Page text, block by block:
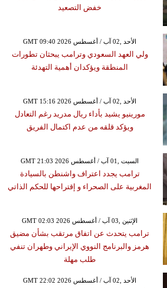
خفض التصعيد
GMT 09:40 2026 الأحد ,02 آب / أغسطس
ولي العهد السعودي وترامب يبحثان تطورات
المنطقة ويؤكدان أهمية التهدئة
GMT 15:16 2026 الأحد ,02 آب / أغسطس
مورينيو يشيد بأداء ريال مدريد رغم التعادل
ويؤكد قلقه من عدم اكتمال الفريق
GMT 21:03 2026 السبت ,01 آب / أغسطس
ترامب يجدد اعتراف واشنطن بالسيادة
المغربية على الصحراء و إقتراحها للحكم الذاتي
GMT 02:03 2026 الإثنين ,03 آب / أغسطس
ترامب يتحدث عن اتفاق مرتقب بشأن مضيق
هرمز والبرنامج النووي الإيراني وطهران تنفي
طلب مهلة
GMT 22:02 2026 الأحد ,02 آب / أغسطس